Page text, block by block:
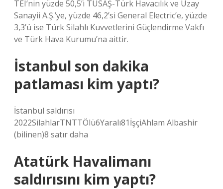
TEI’nin yüzde 50,5’i TUSAŞ-Türk Havacılık ve Uzay
Sanayii A.Ş.’ye, yüzde 46,2’si General Electric’e, yüzde
3,3’ü ise Türk Silahlı Kuvvetlerini Güçlendirme Vakfı
ve Türk Hava Kurumu’na aittir.
İstanbul son dakika
patlaması kim yaptı?
İstanbul saldırısı
2022SilahlarTNTTÖlü6Yaralı81İşçiAhlam Albashir
(bilinen)8 satır daha
Atatürk Havalimanı
saldırısını kim yaptı?